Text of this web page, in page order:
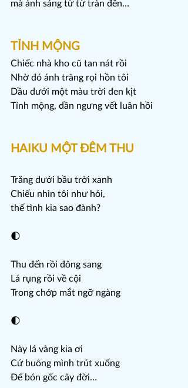
mà ánh sáng từ từ tràn đến…
TỈNH MỘNG
Chiếc nhà kho cũ tan nát rồi
Nhờ đó ánh trăng rọi hồn tôi
Dầu dưới một màu trời đen kịt
Tỉnh mộng, dần ngưng vết luân hồi
HAIKU MỘT ĐÊM THU
Trăng dưới bầu trời xanh
Chiếu nhìn tôi như hỏi,
thế tình kia sao đành?
🌓
Thu đến rồi đông sang
Lá rụng rồi về cội
Trong chớp mắt ngỡ ngàng
🌓
Này lá vàng kia ơi
Cứ buông mình trút xuống
Để bón gốc cây đời…